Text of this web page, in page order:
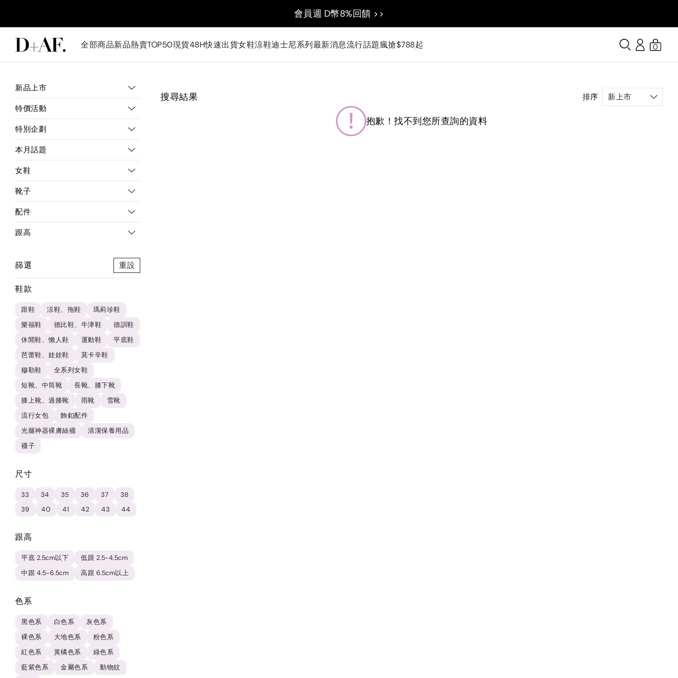
會員週 D幣8%回饋 >>
全部商品新品熱賣TOP50現貨48H快速出貨女鞋涼鞋迪士尼系列最新消息流行話題瘋搶$788起 0
新品上市
特價活動
特別企劃
本月話題
女鞋
靴子
配件
跟高
篩選 重設
鞋款
跟鞋 涼鞋、拖鞋
瑪莉珍鞋
樂福鞋
德比鞋、牛津鞋
德訓鞋
休閒鞋、懶人鞋
運動鞋
平底鞋
芭蕾鞋、娃娃鞋
莫卡辛鞋
穆勒鞋
全系列女鞋
短靴、中筒靴
長靴、膝下靴
膝上靴、過膝靴
雨靴
雪靴
流行女包
飾釦配件
光腿神器裸膚絲襪
清潔保養用品
襪子
尺寸
33 34 35 36 37
38
39
40 41 42 43 44
跟高
平底 2.5cm以下
低跟 2.5-4.5cm
中跟 4.5-6.5cm
高跟 6.5cm以上
色系
黑色系 白色系
灰色系
裸色系
大地色系
粉色系
紅色系
黃橘色系
綠色系
藍紫色系
金屬色系 動物紋
搜尋結果 排序
抱歉！找不到您所查詢的資料